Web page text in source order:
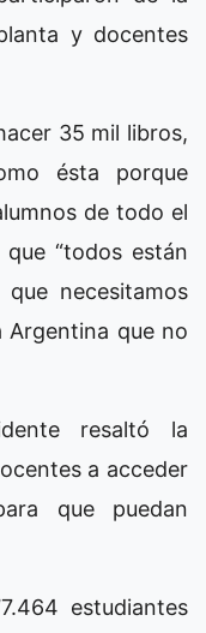
y docentes
35 mil libros,
ésta porque
de todo el
que “todos están
necesitamos
que no
resaltó la
a acceder
que puedan
estudiantes